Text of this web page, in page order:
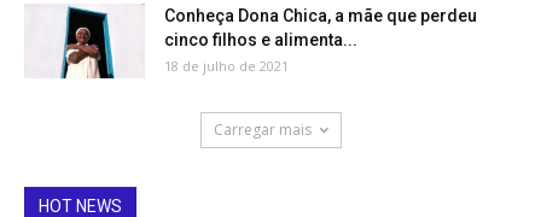
Conheça Dona Chica, a mãe que perdeu
cinco filhos e alimenta...
18 de julho de 2021
Carregar mais
HOT NEWS